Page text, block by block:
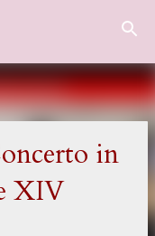
in
XIV